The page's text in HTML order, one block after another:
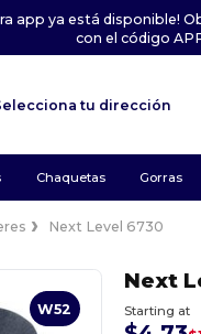
app ya está disponible!
con el código
tu dirección
Chaquetas Gorras
Next Level 6730
W52
Next
Starting at